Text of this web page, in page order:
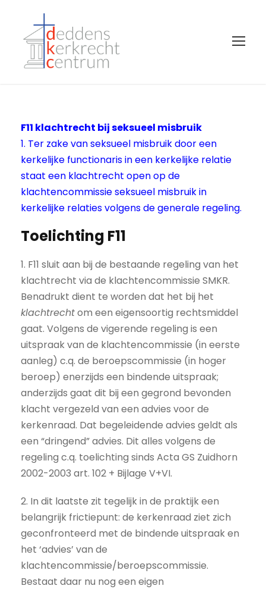
F11 klachtrecht bij seksueel misbruik
1. Ter zake van seksueel misbruik door een
kerkelijke functionaris in een kerkelijke relatie
staat een klachtrecht open op de
klachtencommissie seksueel misbruik in
kerkelijke relaties volgens de generale regeling.
Toelichting F11
1. F11 sluit aan bij de bestaande regeling van het
klachtrecht via de klachtencommissie SMKR.
Benadrukt dient te worden dat het bij het
klachtrechtom een eigensoortig rechtsmiddel
gaat. Volgens de vigerende regeling is een
uitspraak van de klachtencommissie (in eerste
aanleg) c.q. de beroepscommissie (in hoger
beroep) enerzijds een bindende uitspraak;
anderzijds gaat dit bij een gegrond bevonden
klacht vergezeld van een advies voor de
kerkenraad. Dat begeleidende advies geldt als
een “dringend” advies. Dit alles volgens de
regeling c.q. toelichting sinds Acta GS Zuidhorn
2002-2003 art. 102 + Bijlage V+VI.
2. In dit laatste zit tegelijk in de praktijk een
belangrijk frictiepunt: de kerkenraad ziet zich
geconfronteerd met de bindende uitspraak en
het ‘advies’ van de
klachtencommissie/beroepscommissie.
Bestaat daar nu nog een eigen